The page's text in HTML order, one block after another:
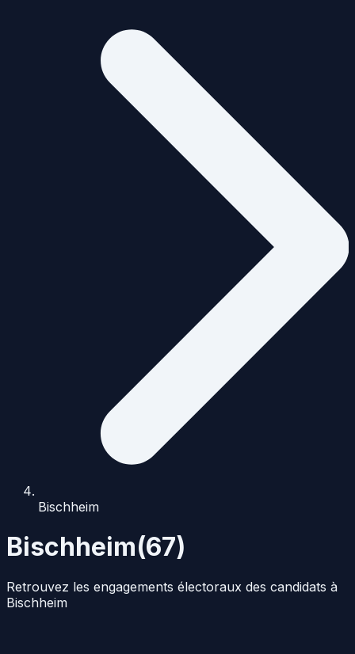
Bischheim
Bischheim(67)
Retrouvez les engagements électoraux des candidats à
Bischheim